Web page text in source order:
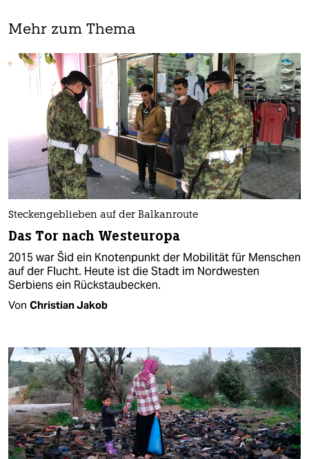
Mehr zum Thema
Steckengeblieben auf der Balkanroute
Das Tor nach Westeuropa
2015 war Šid ein Knotenpunkt der Mobilität für Menschen
auf der Flucht. Heute ist die Stadt im Nordwesten
Serbiens ein Rückstaubecken.
Von Christian Jakob